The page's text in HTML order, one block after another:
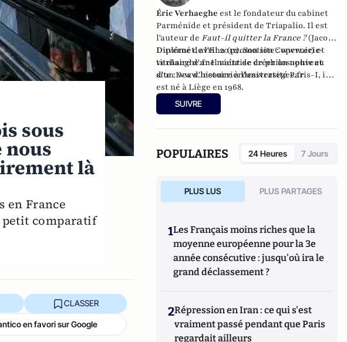
sous
nous
là
en France
petit comparatif
CLASSER
en favori sur Google
Éric Verhaeghe est le fondateur du cabinet
Parménide et président deTriapalio. Il est
l'auteur de Faut-il quitter la France ?(Jacob-
Duvernet, avril 2012). Son site :www.eric-
verhaeghe.frIl vient de créer un nouveau
site :www.lecourrierdesstrateges.fr
Diplômé de l'Ena (promotion Copernic) et
titulaire d'une maîtrise de philosophie et
d'un Dea d'histoire à l'université Paris-I, il
est né à Liège en 1968.
SUIVRE
POPULAIRES 24 Heures 7 Jours
PLUS LUS PLUS PARTAGES
1Les Français moins riches que la
moyenne européenne pour la 3e
année consécutive : jusqu'où ira le
grand déclassement ?
2Répression en Iran : ce qui s'est
vraiment passé pendant que Paris
regardait ailleurs